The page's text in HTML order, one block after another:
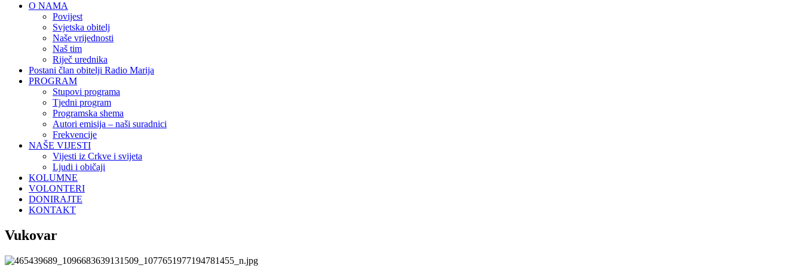
O NAMA
Povijest
Svjetska obitelj
Naše vrijednosti
Naš tim
Riječ urednika
Postani član obitelji Radio Marija
PROGRAM
Stupovi programa
Tjedni program
Programska shema
Autori emisija – naši suradnici
Frekvencije
NAŠE VIJESTI
Vijesti iz Crkve i svijeta
Ljudi i običaji
KOLUMNE
VOLONTERI
DONIRAJTE
KONTAKT
Vukovar